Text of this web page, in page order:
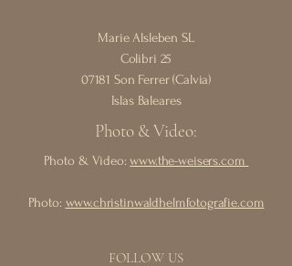
Marie Alsleben SL
Colibri 25
07181 Son Ferrer (Calvia)
Islas Baleares
Photo & Video:
Photo & Video: www.the-weisers.com
Photo: www.christinwaldhelmfotografie.com
FOLLOW US